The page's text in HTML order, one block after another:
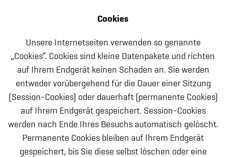
Cookies
Unsere Internetseiten verwenden so genannte
„Cookies“. Cookies sind kleine Datenpakete und richten
auf Ihrem Endgerät keinen Schaden an. Sie werden
entweder vorübergehend für die Dauer einer Sitzung
(Session-Cookies) oder dauerhaft (permanente Cookies)
auf Ihrem Endgerät gespeichert. Session-Cookies
werden nach Ende Ihres Besuchs automatisch gelöscht.
Permanente Cookies bleiben auf Ihrem Endgerät
gespeichert, bis Sie diese selbst löschen oder eine